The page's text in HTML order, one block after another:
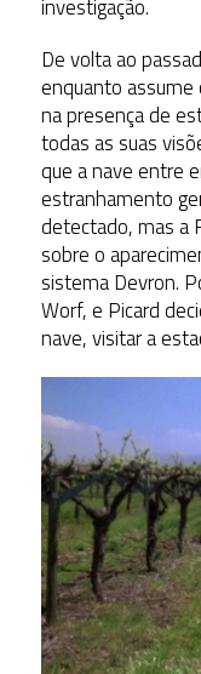
investigação.
De volta ao
enquanto assume
na presença de
todas as suas
que a nave entre
estranhamento
detectado, mas a
sobre o
sistema Devron.
Worf, e Picard
nave, visitar a